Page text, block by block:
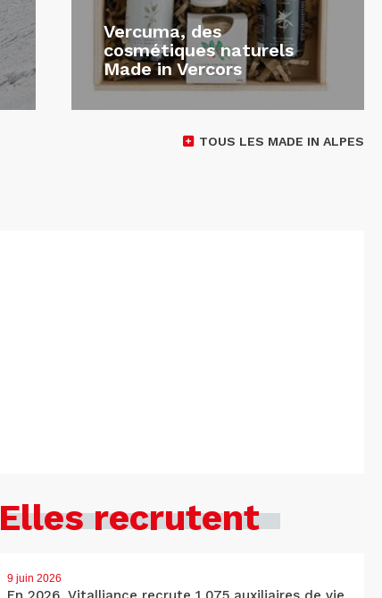
Vercuma, des
cosmétiques naturels
Made in Vercors
TOUS LES MADE IN ALPES
Elles recrutent
9 juin 2026